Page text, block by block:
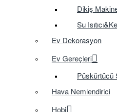
Dikiş
Su
Ev Dekorasyon
Ev Gereçleri
Püskürtücü
Hava Nemlendirici
Hobi